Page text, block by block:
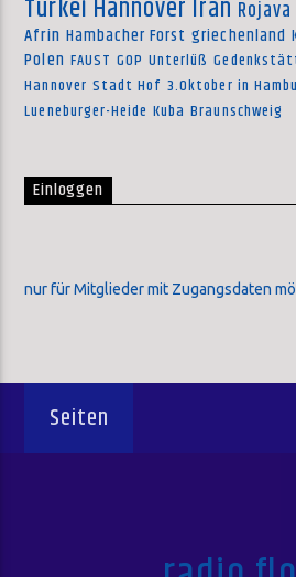
Türkei Hannover Iran Rojava
Afrin Hambacher Forst griechenland
Polen FAUST GOP Unterlüß
Hannover Stadt Hof 3.Oktober in
Lueneburger-Heide Kuba Braunschweig
Einloggen
nur für Mitglieder mit Zugangsdaten
Seiten